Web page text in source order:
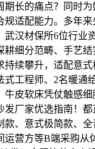
长的痛点？同时
适配能力。多年
汉材保所6位行
细分范畴、手艺
续攀升，适配意
工程师、2名暖
皮软床凭仗触感
厂家优选指南！
、意式极简款、
营方等B端采购